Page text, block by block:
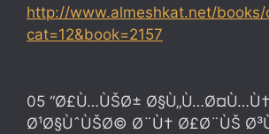
http://www.almeshkat.net/books/
cat=12&book=2157
05 “Ø£Ù…ÙŠØ±
Ø¹Ø§ÙˆÙŠØ© Ø¨Ù† Ø£Ø¨ÙŠ